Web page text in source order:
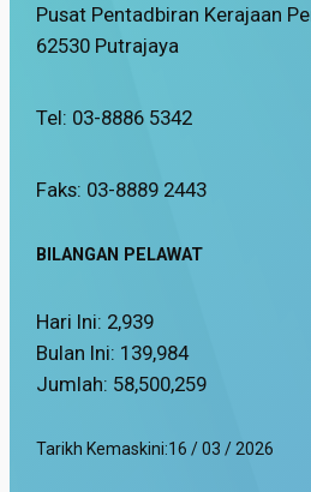
Pusat Pentadbiran Kerajaan
62530 Putrajaya
Tel: 03-8886 5342
Faks: 03-8889 2443
BILANGAN PELAWAT
Hari Ini: 2,939
Bulan Ini: 139,984
Jumlah: 58,500,259
Tarikh Kemaskini:16 / 03 / 2026